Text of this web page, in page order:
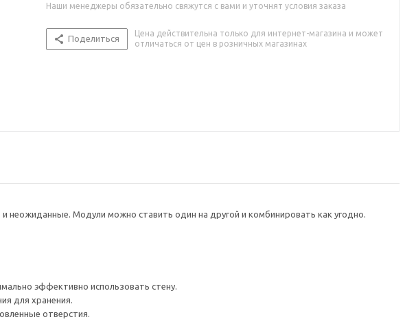
Наши менеджеры обязательно свяжутся с вами и уточнят условия заказа
Поделиться
Цена действительна только для интернет-магазина и может
отличаться от цен в розничных магазинах
неожиданные. Модули можно ставить один на другой и комбинировать как угодно.
эффективно использовать стену.
для хранения.
отверстия.